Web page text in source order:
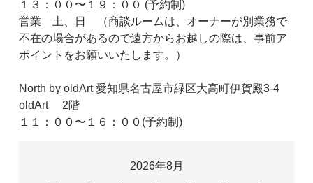
１３：００〜１９：００ (予約制)
営業 土、日 （商談ルームは、オーナーが別業務で
不在の場合があるので遠方からお越しの際は、事前ア
ポイントをお願いいたします。）
North by oldArt 愛知県名古屋市緑区大高町伊賀殿3-4
oldArt 2階
１１：００〜１６：００(予約制)
2026年8月